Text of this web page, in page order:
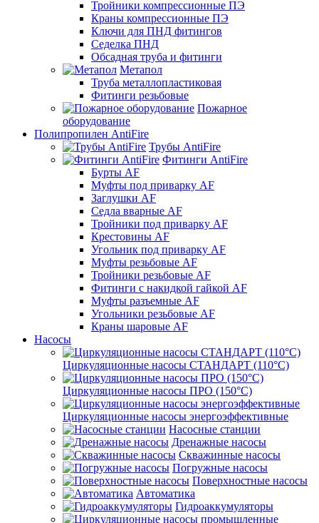
Тройники компрессионные ПЭ
Краны компрессионные ПЭ
Ключи для ПНД фитингов
Седелка ПНД
Обсадная труба и фитинги
Метапол
Труба металлопластиковая
Фитинги резьбовые
Пожарное
оборудование
Полипропилен AntiFire
Трубы AntiFire
Фитинги AntiFire
Бурты AF
Муфты под приварку AF
Заглушки AF
Седла вварные AF
Тройники под приварку AF
Крестовины AF
Угольник под приварку AF
Муфты резьбовые AF
Тройники резьбовые AF
Фитинги с накидкой гайкой AF
Муфты разъемные AF
Угольники резьбовые AF
Краны шаровые AF
Насосы
Циркуляционные насосы СТАНДАРТ (110°C)
Циркуляционные насосы ПРО (150°C)
Циркуляционные насосы энергоэффективные
Насосные станции
Дренажные насосы
Скважинные насосы
Погружные насосы
Поверхностные насосы
Автоматика
Гидроаккумуляторы